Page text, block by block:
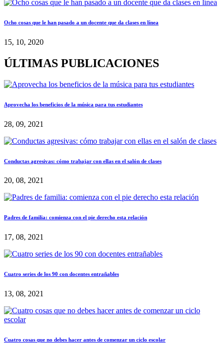
Ocho cosas que le han pasado a un docente que da clases en línea
15, 10, 2020
ÚLTIMAS PUBLICACIONES
Aprovecha los beneficios de la música para tus estudiantes
28, 09, 2021
Conductas agresivas: cómo trabajar con ellas en el salón de clases
20, 08, 2021
Padres de familia: comienza con el pie derecho esta relación
17, 08, 2021
Cuatro series de los 90 con docentes entrañables
13, 08, 2021
Cuatro cosas que no debes hacer antes de comenzar un ciclo escolar